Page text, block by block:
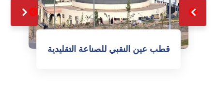
قطب عين النقبي للصناعة التقليدية